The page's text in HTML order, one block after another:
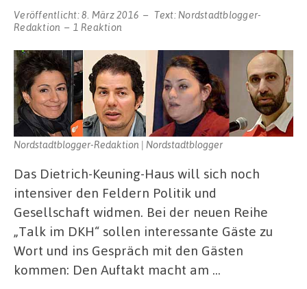
Veröffentlicht:8. März 2016 Text: Nordstadtblogger-
Redaktion
1 Reaktion
Nordstadtblogger-Redaktion | Nordstadtblogger
Das Dietrich-Keuning-Haus will sich noch
intensiver den Feldern Politik und
Gesellschaft widmen. Bei der neuen Reihe
„Talk im DKH“ sollen interessante Gäste zu
Wort und ins Gespräch mit den Gästen
kommen: Den Auftakt macht am …